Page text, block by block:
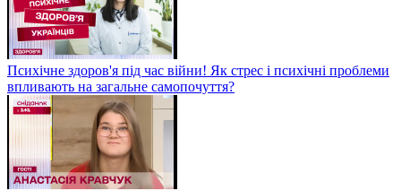
Психічне здоров'я під час війни! Як стрес і психічні проблеми
впливають на загальне самопочуття?